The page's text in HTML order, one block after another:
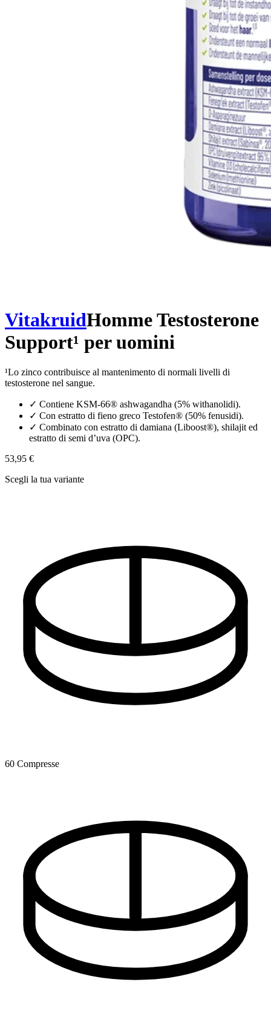
VitakruidHomme Testosterone
Support¹ per uomini
¹Lo zinco contribuisce al mantenimento di normali livelli di
testosterone nel sangue.
✓ Contiene KSM-66® ashwagandha (5% withanolidi).
✓ Con estratto di fieno greco Testofen® (50% fenusidi).
✓ Combinato con estratto di damiana (Liboost®), shilajit ed
estratto di semi d’uva (OPC).
53,95 €
Scegli la tua variante
60 Compresse